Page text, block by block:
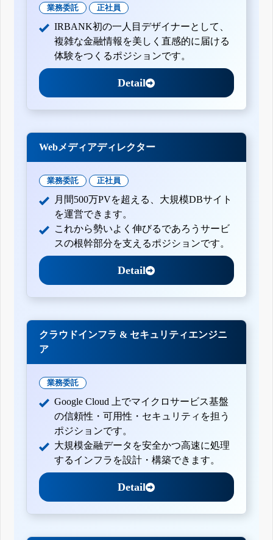
業務委託 正社員
IRBANK初の一人目デザイナーとして、
複雑な金融情報を美しく直感的に届ける
体験をつくるポジションです。
Detail
Webメディアディレクター
業務委託 正社員
月間500万PVを超える、大規模DBサイト
を運営できます。
これから勢いよく伸びるであろうサービ
スの根幹部分を支えるポジションです。
Detail
クラウドインフラ & セキュリティエンジニ
ア
業務委託
Google Cloud 上でマイクロサービス基盤
の信頼性・可用性・セキュリティを担う
ポジションです。
大規模金融データを安全かつ高速に処理
するインフラを設計・構築できます。
Detail